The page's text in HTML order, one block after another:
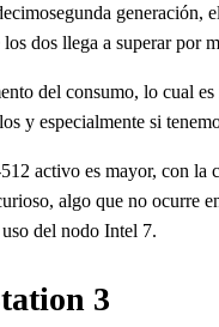
los dos llega a superar por
del consumo, lo cual
y especialmente si
activo es mayor, con la
algo que no ocurre
del nodo Intel 7.
3